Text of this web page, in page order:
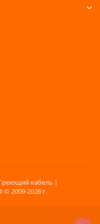
кабель |
2009-2026 г.